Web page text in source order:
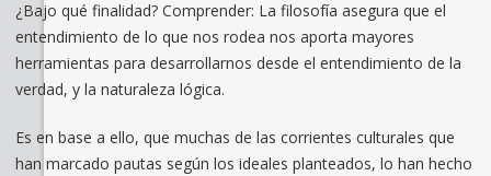
¿Bajo qué finalidad? Comprender: La filosofía asegura que el
entendimiento de lo que nos rodea nos aporta mayores
herramientas para desarrollarnos desde el entendimiento de la
verdad, y la naturaleza lógica.
Es en base a ello, que muchas de las corrientes culturales que
han marcado pautas según los ideales planteados, lo han hecho